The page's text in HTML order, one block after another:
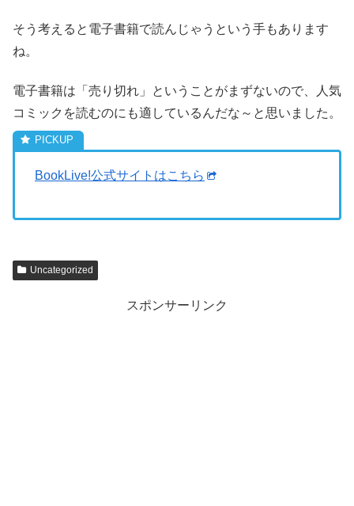
そう考えると電子書籍で読んじゃうという手もあります
ね。
電子書籍は「売り切れ」ということがまずないので、人気
コミックを読むのにも適しているんだな～と思いました。
BookLive!公式サイトはこちら
Uncategorized
スポンサーリンク